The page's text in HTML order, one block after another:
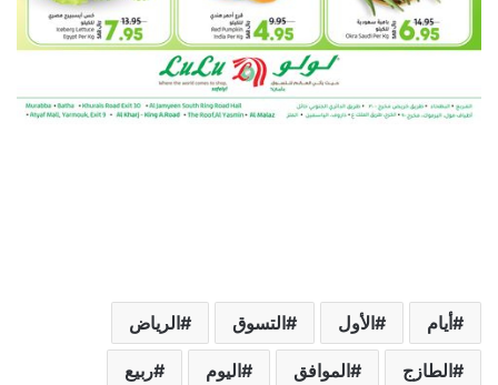
أيام الأول التسوق الرياض
الطازج الموافق اليوم ربيع